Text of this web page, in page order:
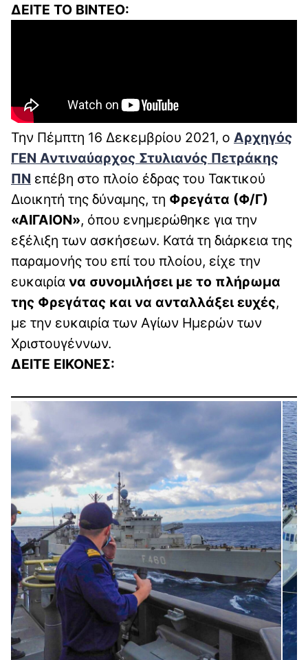
ΔΕΙΤΕ ΤΟ ΒΙΝΤΕΟ:
Την Πέμπτη 16 Δεκεμβρίου 2021, ο Αρχηγός
ΓΕΝ Αντιναύαρχος Στυλιανός Πετράκης
ΠΝ επέβη στο πλοίο έδρας του Τακτικού
Διοικητή της δύναμης, τη Φρεγάτα (Φ/Γ)
«ΑΙΓΑΙΟΝ», όπου ενημερώθηκε για την
εξέλιξη των ασκήσεων. Κατά τη διάρκεια της
παραμονής του επί του πλοίου, είχε την
ευκαιρία να συνομιλήσει με το πλήρωμα
της Φρεγάτας και να ανταλλάξει ευχές,
με την ευκαιρία των Αγίων Ημερών των
Χριστουγέννων.
ΔΕΙΤΕ ΕΙΚΟΝΕΣ: